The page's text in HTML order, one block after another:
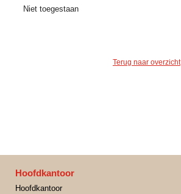
Niet toegestaan
Terug naar overzicht
Hoofdkantoor
Hoofdkantoor